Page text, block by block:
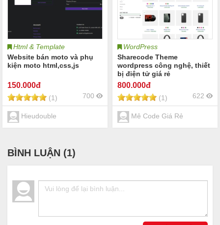
Html & Template
Website bán moto và phụ
kiện moto html,css,js
150.000đ
(1) 700
Hieudouble
WordPress
Sharecode Theme
wordpress công nghệ, thiết
bị điện tử giá rẻ
800.000đ
(1) 622
Mê Code Giá Rẻ
BÌNH LUẬN (1)